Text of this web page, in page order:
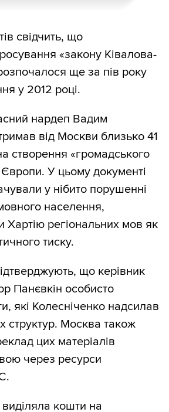
свідчить, що
«закону Ківалова-
ще за пів року
у 2012 році.
нардеп Вадим
від Москви близько 41
створення «громадського
У цьому документі
у нібито порушенні
населення,
Хартію регіональних мов як
тиску.
що керівник
Панєвкін особисто
які Колесніченко надсилав
структур. Москва також
цих матеріалів
через ресурси
виділяла кошти на